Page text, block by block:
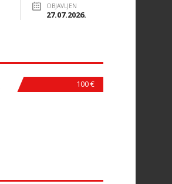
OBJAVLJEN
27.07.2026.
100 €